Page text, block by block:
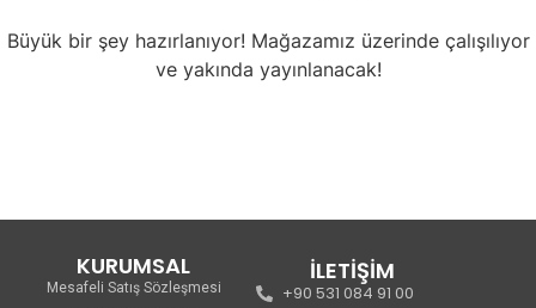
Büyük bir şey hazırlanıyor! Mağazamız üzerinde çalışılıyor
ve yakında yayınlanacak!
KURUMSAL
Mesafeli Satış Sözleşmesi
İLETİŞİM
+90 531 084 91 00